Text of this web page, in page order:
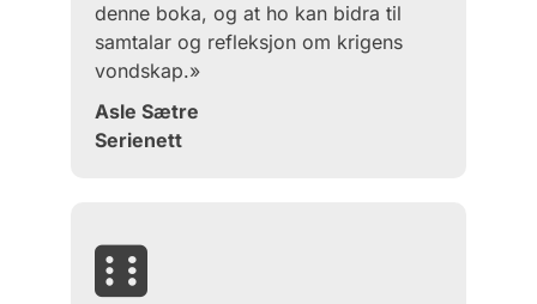
denne boka, og at ho kan bidra til
samtalar og refleksjon om krigens
vondskap.»
Asle Sætre
Serienett